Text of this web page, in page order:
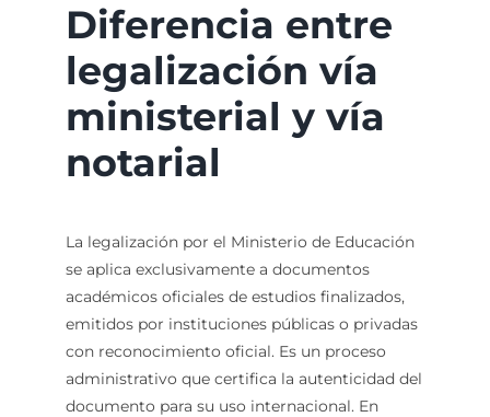
Diferencia entre
legalización vía
ministerial y vía
notarial
La legalización por el Ministerio de Educación
se aplica exclusivamente a documentos
académicos oficiales de estudios finalizados,
emitidos por instituciones públicas o privadas
con reconocimiento oficial. Es un proceso
administrativo que certifica la autenticidad del
documento para su uso internacional. En